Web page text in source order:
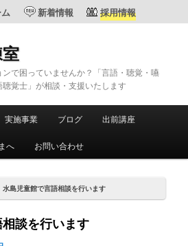
新着情報 採用情報
で困っていませんか？「言語・聴覚・嚥
覚士」が相談・支援いたします
実施事業 ブログ 出前講座
へ お問い合わせ
水島児童館で言語相談を行います
談を行います